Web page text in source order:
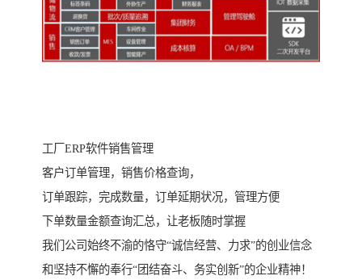
工厂ERP软件销售管理
客户订单管理，销售价格查询，
订单跟踪，完成数量，订单延期状况，管理方便
下单数量金额查询汇总，让老板随时掌握
我们公司始终不渝的恪守“诚信经营、力求”的创业信念
和坚持不懈的奉行“团结奋斗、务实创新”的企业精神！